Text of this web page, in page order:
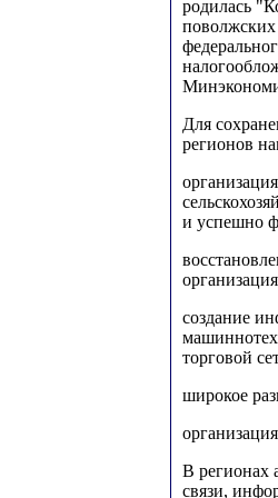
родилась
Для
регионов
и успешно
создание
торговой
широкое
В регионах
связи,